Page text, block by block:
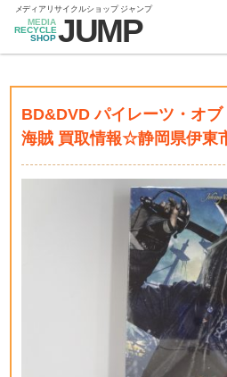
BD&DVD パイレーツ・オ
海賊 買取情報☆静岡県伊